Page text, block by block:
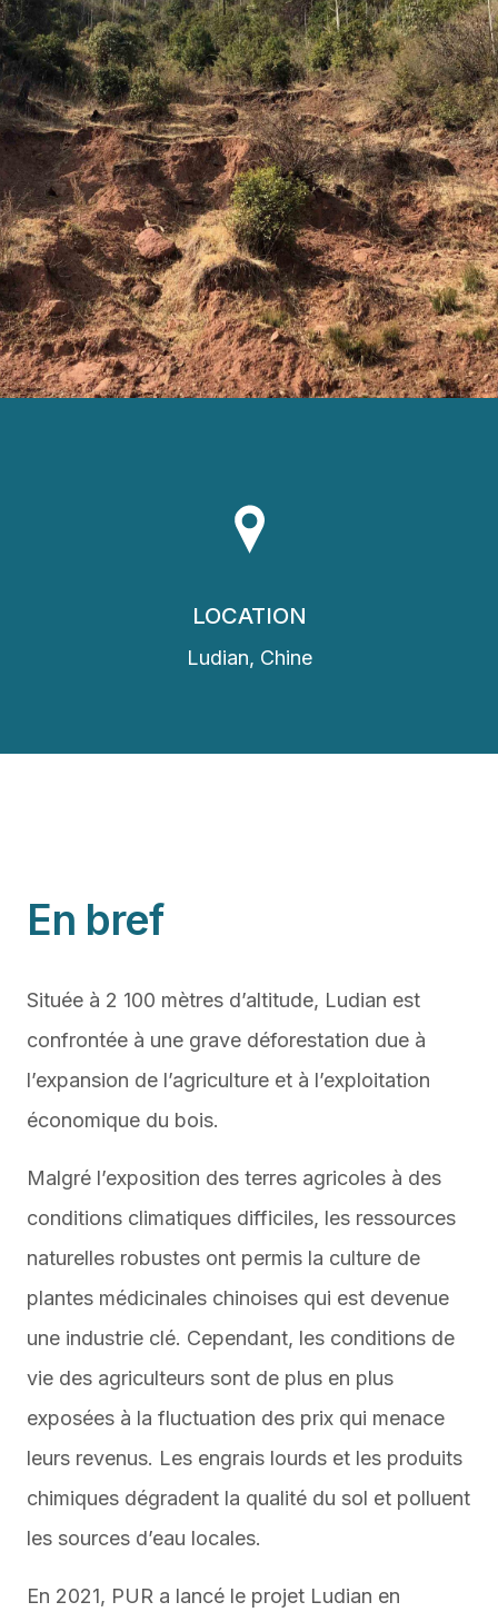
LOCATION
Ludian, Chine
En bref
Située à 2 100 mètres d’altitude, Ludian est
confrontée à une grave déforestation due à
l’expansion de l’agriculture et à l’exploitation
économique du bois.
Malgré l’exposition des terres agricoles à des
conditions climatiques difficiles, les ressources
naturelles robustes ont permis la culture de
plantes médicinales chinoises qui est devenue
une industrie clé. Cependant, les conditions de
vie des agriculteurs sont de plus en plus
exposées à la fluctuation des prix qui menace
leurs revenus. Les engrais lourds et les produits
chimiques dégradent la qualité du sol et polluent
les sources d’eau locales.
En 2021, PUR a lancé le projet Ludian en